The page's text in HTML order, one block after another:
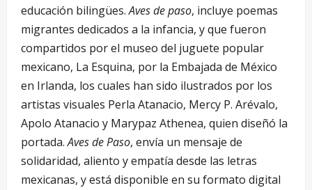
educación bilingües.Aves de paso, incluye poemas
migrantes dedicados a la infancia, y que fueron
compartidos por el museo del juguete popular
mexicano, La Esquina, por la Embajada de México
en Irlanda, los cuales han sido ilustrados por los
artistas visuales Perla Atanacio, Mercy P. Arévalo,
Apolo Atanacio y Marypaz Athenea, quien diseñó la
portada.Aves de Paso, envía un mensaje de
solidaridad, aliento y empatía desde las letras
mexicanas, y está disponible en su formato digital